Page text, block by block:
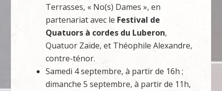
Terrasses, « No(s) Dames », en
partenariat avec le Festival de
Quatuors à cordes du Luberon,
Quatuor Zaïde, et Théophile Alexandre,
contre-ténor.
Samedi 4 septembre, à partir de 16h ;
dimanche 5 septembre, à partir de 11h,